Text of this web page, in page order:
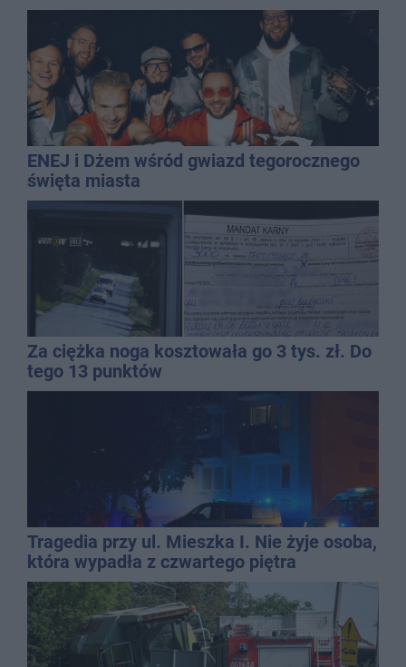
ENEJ i Dżem wśród gwiazd tegorocznego
święta miasta
Za ciężka noga kosztowała go 3 tys. zł. Do
tego 13 punktów
Tragedia przy ul. Mieszka I. Nie żyje osoba,
która wypadła z czwartego piętra